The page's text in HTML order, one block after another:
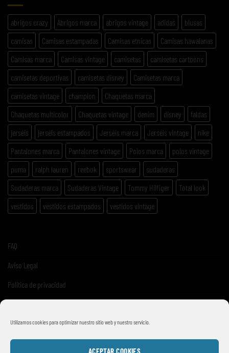
Utilizamos cookies para optimizar nuestro sitio web y nuestro servicio.
ACEPTAR COOKIES
abrigos crazy Abrigos marca abrigos vintage adidas
blusas
camisas
Camisas estampadas Camisas etnicas
Camisas hawaianas
Camisas marca
Camisas vintage camisetas
camisetas cartoons
camisetas deportivas
camisetas disney
Camisetas marca
camisetas vintage
champion
Chaquetas marca
Chaquetas multicolor
Chaquetas vintage denim disney
faldas
jerséis
jerséis estampados Jerséis marca Jerséis vintage
nike
Pantalones marca
Pantalones vintage Polos marca
polos vintage
puma
ralph lauren reebok sportswear
sudaderas
Sudaderas marca
Sudaderas Vintage Tommy Hilfiger
Total look
vestidos
vestidos estampados vestidos vintage
FAQ
Aviso Legal
Politica de privacidad